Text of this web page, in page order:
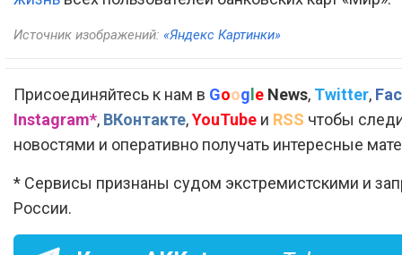
Источник изображений: «Яндекс Картинки»
Присоединяйтесь к нам в Google News, Twitter,
Instagram*, ВКонтакте,YouTube и RSS чтобы
новостями и оперативно получать интересные
* Сервисы признаны судом экстремистскими и
России.